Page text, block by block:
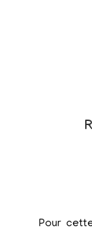
Pour